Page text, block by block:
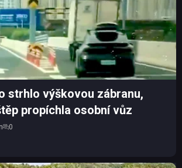
strhlo výškovou zábranu,
propíchla osobní vůz
0